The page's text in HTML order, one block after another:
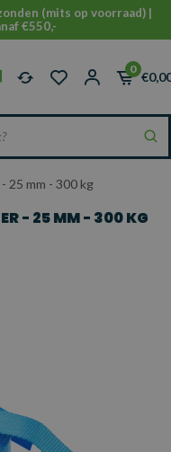
(mits op voorraad) |
€550,-
0
25 mm - 300 kg
- 25 MM - 300 KG